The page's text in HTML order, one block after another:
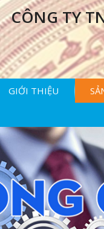
CÔNG TY
GIỚI THIỆU